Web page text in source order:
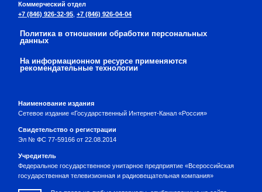
Коммерческий отдел
+7 (846) 926-32-95 +7 (846) 926-04-04
Политика в отношении обработки персональных
данных
На информационном ресурсе применяются
рекомендательные технологии
Наименование издания
Сетевое издание «Государственный Интернет-Канал «Россия»
Свидетельство о регистрации
Эл № ФС 77-59166 от 22.08.2014
Учредитель
Федеральное государственное унитарное предприятие «Всероссийская
государственная телевизионная и радиовещательная компания»